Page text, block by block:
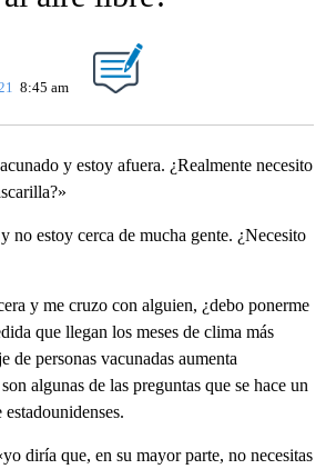
8:45 am
y estoy afuera. ¿Realmente necesito
no estoy cerca de mucha gente. ¿Necesito
y me cruzo con alguien, ¿debo ponerme
que llegan los meses de clima más
de personas vacunadas aumenta
algunas de las preguntas que se hace un
diría que, en su mayor parte, no necesitas